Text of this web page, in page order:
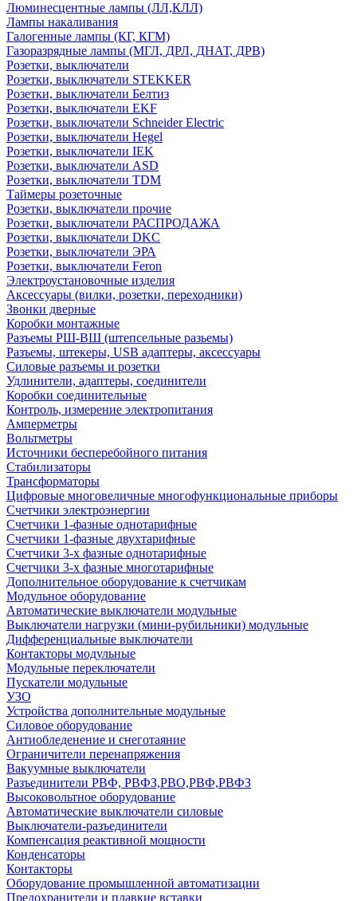
Люминесцентные лампы (ЛЛ,КЛЛ)
Лампы накаливания
Галогенные лампы (КГ, КГМ)
Газоразрядные лампы (МГЛ, ДРЛ, ДНАТ, ДРВ)
Розетки, выключатели
Розетки, выключатели STEKKER
Розетки, выключатели Белтиз
Розетки, выключатели EKF
Розетки, выключатели Schneider Electric
Розетки, выключатели Hegel
Розетки, выключатели IEK
Розетки, выключатели ASD
Розетки, выключатели TDM
Таймеры розеточные
Розетки, выключатели прочие
Розетки, выключатели РАСПРОДАЖА
Розетки, выключатели DKC
Розетки, выключатели ЭРА
Розетки, выключатели Feron
Электроустановочные изделия
Аксессуары (вилки, розетки, переходники)
Звонки дверные
Коробки монтажные
Разъемы РШ-ВШ (штепсельные разьемы)
Разъемы, штекеры, USB адаптеры, аксессуары
Силовые разъемы и розетки
Удлинители, адаптеры, соединители
Коробки соединительные
Контроль, измерение электропитания
Амперметры
Вольтметры
Источники бесперебойного питания
Стабилизаторы
Трансформаторы
Цифровые многовеличные многофункциональные приборы
Счетчики электроэнергии
Счетчики 1-фазные однотарифные
Счетчики 1-фазные двухтарифные
Счетчики 3-х фазные однотарифные
Счетчики 3-х фазные многотарифные
Дополнительное оборудование к счетчикам
Модульное оборудование
Автоматические выключатели модульные
Выключатели нагрузки (мини-рубильники) модульные
Дифференциальные выключатели
Контакторы модульные
Модульные переключатели
Пускатели модульные
УЗО
Устройства дополнительные модульные
Силовое оборудование
Антиобледенение и снеготаяние
Ограничители перенапряжения
Вакуумные выключатели
Разъединители РВФ, РВФЗ,РВО,РВФ,РВФЗ
Высоковольтное оборудование
Автоматические выключатели cиловые
Выключатели-разъединители
Компенсация реактивной мощности
Конденсаторы
Контакторы
Оборудование промышленной автоматизации
Предохранители и плавкие вставки